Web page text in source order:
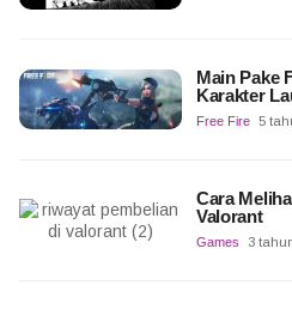
Main Pake
Karakter
Free Fire 5
Cara
Valorant
Games 3